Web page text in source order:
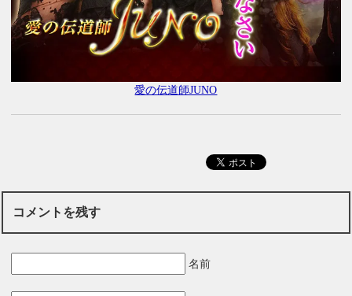
愛の伝道師JUNO
コメントを残す
名前